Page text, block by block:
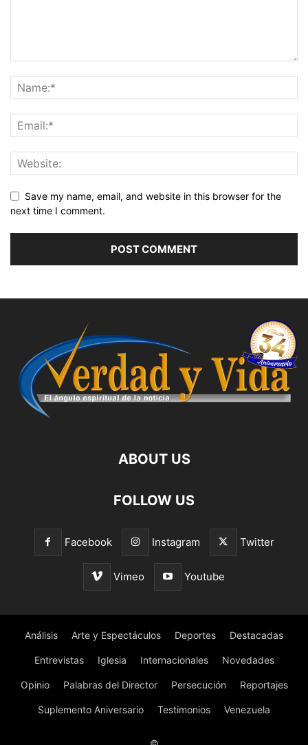
Save my name, email, and website in this browser for the
next time I comment.
ABOUT US
FOLLOW US
Facebook Instagram Twitter
Vimeo Youtube
Análisis Arte y Espectáculos Deportes Destacadas
Entrevistas Iglesia Internacionales Novedades
Opinio Palabras del Director Persecución Reportajes
Suplemento Aniversario Testimonios Venezuela